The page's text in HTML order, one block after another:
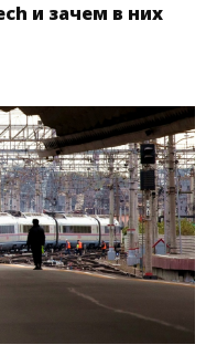
и зачем в них